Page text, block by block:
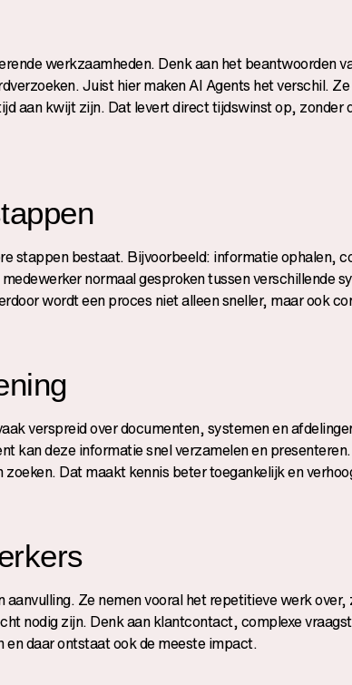
werkzaamheden. Denk aan het beantwoorden
Juist hier maken AI Agents het verschil.
aan kwijt zijn. Dat levert direct tijdswinst op, zonder
stappen bestaat. Bijvoorbeeld: informatie ophalen,
normaal gesproken tussen verschillende
wordt een proces niet alleen sneller, maar ook
verspreid over documenten, systemen en
kan deze informatie snel verzamelen en
Dat maakt kennis beter toegankelijk en
Ze nemen vooral het repetitieve werk
nodig zijn. Denk aan klantcontact, complexe
daar ontstaat ook de meeste impact.